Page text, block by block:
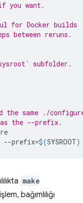
you want.
for Docker builds
between reruns.
subfolder.
same ./
as the --prefix.
--prefix=$(SYSROOT)
make
bağımlılığı